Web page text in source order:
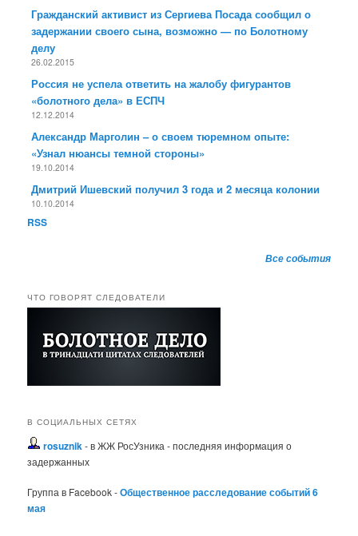
Гражданский активист из Сергиева Посада сообщил о
задержании своего сына, возможно — по Болотному
делу
26.02.2015
Россия не успела ответить на жалобу фигурантов
«болотного дела» в ЕСПЧ
12.12.2014
Александр Марголин – о своем тюремном опыте:
«Узнал нюансы темной стороны»
19.10.2014
Дмитрий Ишевский получил 3 года и 2 месяца колонии
10.10.2014
RSS
Все события
ЧТО ГОВОРЯТ СЛЕДОВАТЕЛИ
В СОЦИАЛЬНЫХ СЕТЯХ
rosuznik - в ЖЖ РосУзника - последняя информация о
задержанных
Группа в Facebook -Общественное расследование событий 6
мая